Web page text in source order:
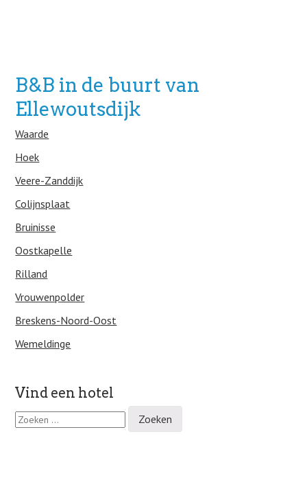
B&B in de buurt van
Ellewoutsdijk
Waarde
Hoek
Veere-Zanddijk
Colijnsplaat
Bruinisse
Oostkapelle
Rilland
Vrouwenpolder
Breskens-Noord-Oost
Wemeldinge
Vind een hotel
Z
o